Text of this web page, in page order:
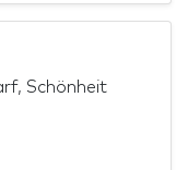
Schönheit